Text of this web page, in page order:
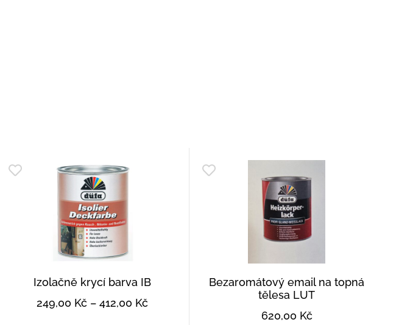
Izolačně krycí barva IB
249,00 Kč –412,00 Kč
Bezaromátový email na topná
tělesa LUT
620,00 Kč